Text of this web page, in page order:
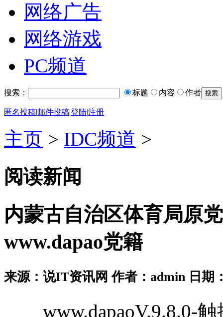
网络广告
网络游戏
PC频道
搜索： 标题 内容 作者
匿名投稿|邮件投稿|登陆|注册
主页 > IDC频道 >
阅读新闻
内蒙古自治区体育局原
www.dapao党籍
来源：说IT资讯网 作者：admin 日期
www.dapaoV.9.8.0-触